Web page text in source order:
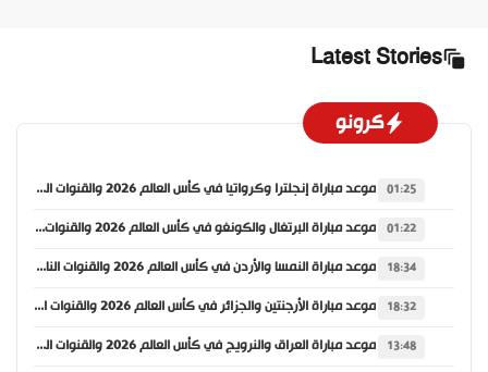
Latest Stories
كرونو
01:25 موعد مباراة إنجلترا وكرواتيا في كأس العالم 2026 والقنوات الناقلة
01:22 موعد مباراة البرتغال والكونغو في كأس العالم 2026 والقنوات الناقلة
18:34 موعد مباراة النمسا والأردن في كأس العالم 2026 والقنوات الناقلة
18:32 موعد مباراة الأرجنتين والجزائر في كأس العالم 2026 والقنوات الناقلة
13:48 موعد مباراة العراق والنرويج في كأس العالم 2026 والقنوات الناقلة